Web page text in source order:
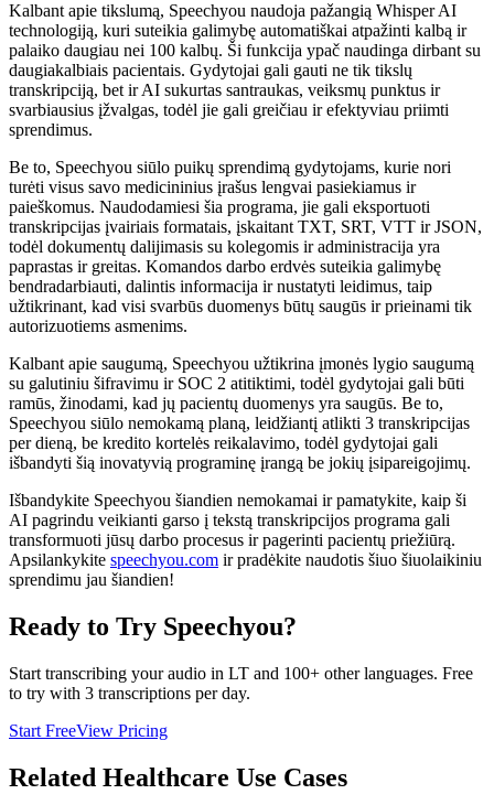
Kalbant apie tikslumą, Speechyou naudoja pažangią Whisper AI
technologiją, kuri suteikia galimybę automatiškai atpažinti kalbą ir
palaiko daugiau nei 100 kalbų. Ši funkcija ypač naudinga dirbant su
daugiakalbiais pacientais. Gydytojai gali gauti ne tik tikslų
transkripciją, bet ir AI sukurtas santraukas, veiksmų punktus ir
svarbiausius įžvalgas, todėl jie gali greičiau ir efektyviau priimti
sprendimus.
Be to, Speechyou siūlo puikų sprendimą gydytojams, kurie nori
turėti visus savo medicininius įrašus lengvai pasiekiamus ir
paieškomus. Naudodamiesi šia programa, jie gali eksportuoti
transkripcijas įvairiais formatais, įskaitant TXT, SRT, VTT ir JSON,
todėl dokumentų dalijimasis su kolegomis ir administracija yra
paprastas ir greitas. Komandos darbo erdvės suteikia galimybę
bendradarbiauti, dalintis informacija ir nustatyti leidimus, taip
užtikrinant, kad visi svarbūs duomenys būtų saugūs ir prieinami tik
autorizuotiems asmenims.
Kalbant apie saugumą, Speechyou užtikrina įmonės lygio saugumą
su galutiniu šifravimu ir SOC 2 atitiktimi, todėl gydytojai gali būti
ramūs, žinodami, kad jų pacientų duomenys yra saugūs. Be to,
Speechyou siūlo nemokamą planą, leidžiantį atlikti 3 transkripcijas
per dieną, be kredito kortelės reikalavimo, todėl gydytojai gali
išbandyti šią inovatyvią programinę įrangą be jokių įsipareigojimų.
Išbandykite Speechyou šiandien nemokamai ir pamatykite, kaip ši
AI pagrindu veikianti garso į tekstą transkripcijos programa gali
transformuoti jūsų darbo procesus ir pagerinti pacientų priežiūrą.
Apsilankykite speechyou.com ir pradėkite naudotis šiuo šiuolaikiniu
sprendimu jau šiandien!
Ready to Try Speechyou?
Start transcribing your audio in LT and 100+ other languages. Free
to try with 3 transcriptions per day.
Start FreeView Pricing
Related Healthcare Use Cases